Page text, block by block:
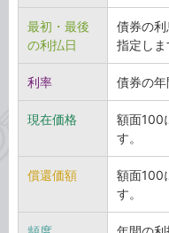
最初・最後
の利払日
債券の
指定しま
利率 債券の年
現在価格
額面100
す。
償還価額
額面100
す。